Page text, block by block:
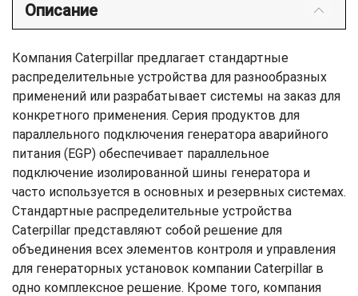
Описание
Компания Caterpillar предлагает стандартные
распределительные устройства для разнообразных
применений или разрабатывает системы на заказ для
конкретного применения. Серия продуктов для
параллельного подключения генератора аварийного
питания (EGP) обеспечивает параллельное
подключение изолированной шины генератора и
часто используется в основных и резервных системах.
Стандартные распределительные устройства
Caterpillar представляют собой решение для
объединения всех элементов контроля и управления
для генераторных установок компании Caterpillar в
одно комплексное решение. Кроме того, компания